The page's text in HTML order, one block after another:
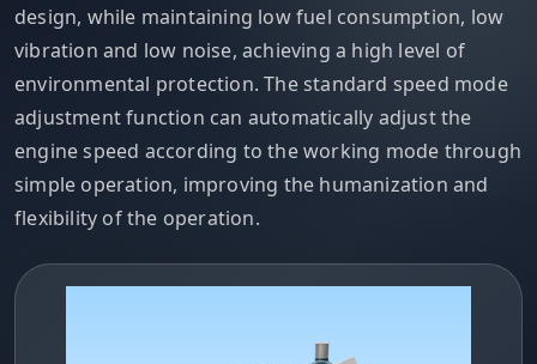
design, while maintaining low fuel consumption, low
vibration and low noise, achieving a high level of
environmental protection. The standard speed mode
adjustment function can automatically adjust the
engine speed according to the working mode through
simple operation, improving the humanization and
flexibility of the operation.